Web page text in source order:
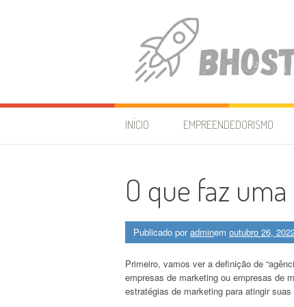
Inspiration Station
INÍCIO EMPREENDEDORISMO
O que faz
Publicado poradminem outubro 26,
Primeiro, vamos ver a definição de
empresas de marketing ou empresas de
estratégias de marketing para atingir